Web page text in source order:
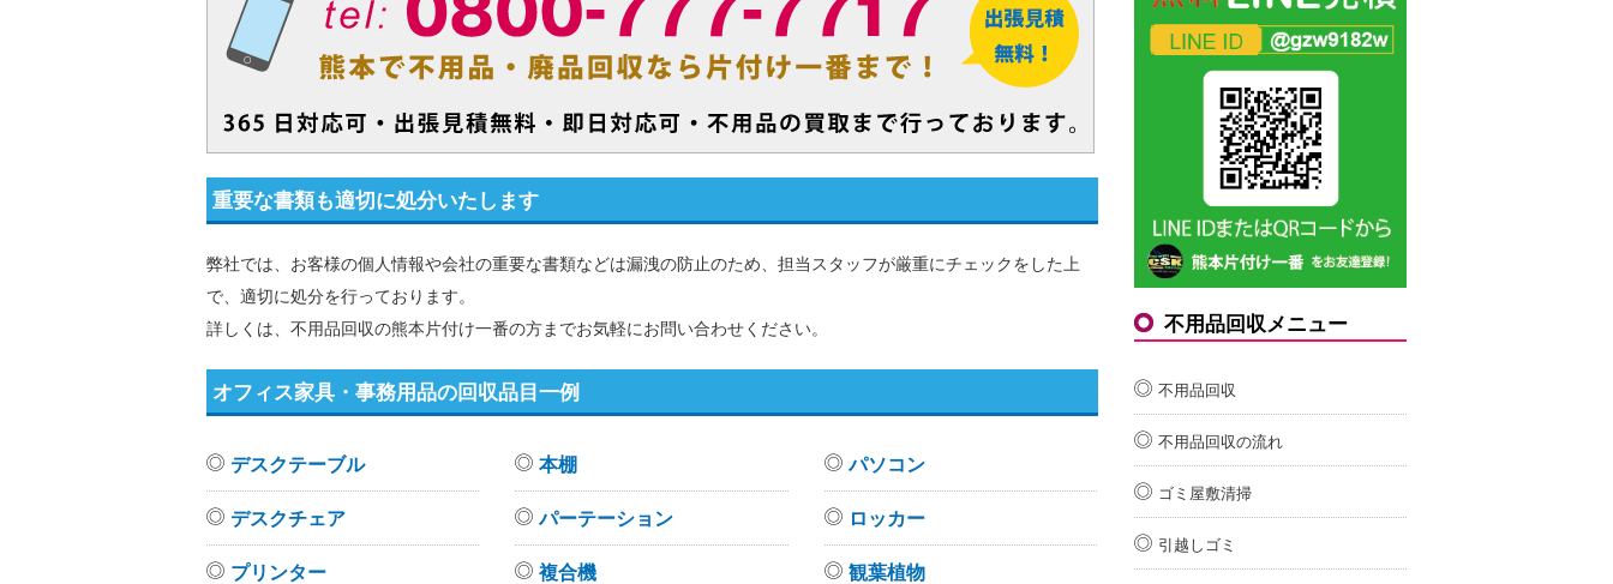
重要な書類も適切に処分いたします
弊社では、お客様の個人情報や会社の重要な書類などは漏洩の防止のため、担当スタッフが厳重にチェックをした上
で、適切に処分を行っております。
詳しくは、不用品回収の熊本片付け一番の方までお気軽にお問い合わせください。
オフィス家具・事務用品の回収品目一例
デスクテーブル
デスクチェア
プリンター
本棚
パーテーション
複合機
パソコン
ロッカー
観葉植物
不用品回収メニュー
不用品回収
不用品回収の流れ
ゴミ屋敷清掃
引越しゴミ